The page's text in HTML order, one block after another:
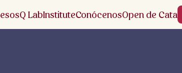
Q LabInstituteConócenosOpen de Cata